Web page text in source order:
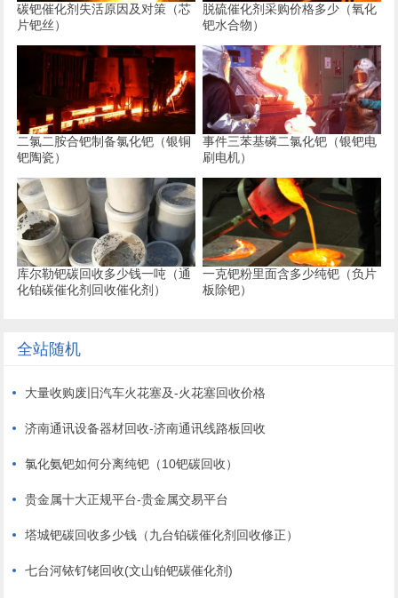
碳钯催化剂失活原因及对策（芯
片钯丝）
脱硫催化剂采购价格多少（氧化
钯水合物）
二氯二胺合钯制备氯化钯（银铜
钯陶瓷）
事件三苯基磷二氯化钯（银钯电
刷电机）
库尔勒钯碳回收多少钱一吨（通
化铂碳催化剂回收催化剂）
一克钯粉里面含多少纯钯（负片
板除钯）
全站随机
大量收购废旧汽车火花塞及-火花塞回收价格
济南通讯设备器材回收-济南通讯线路板回收
氯化氨钯如何分离纯钯（10钯碳回收）
贵金属十大正规平台-贵金属交易平台
塔城钯碳回收多少钱（九台铂碳催化剂回收修正）
七台河铱钌铑回收(文山铂钯碳催化剂)